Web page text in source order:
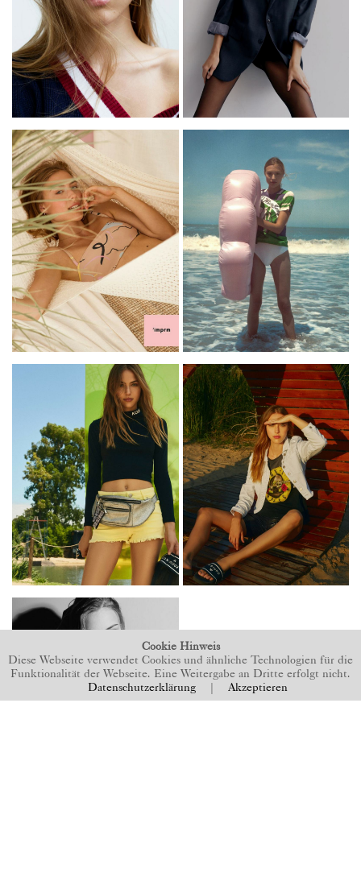
Cookie Hinweis
Diese Webseite verwendet Cookies und ähnliche Technologien für die
Funktionalität der Webseite. Eine Weitergabe an Dritte erfolgt nicht.
Datenschutzerklärung Akzeptieren